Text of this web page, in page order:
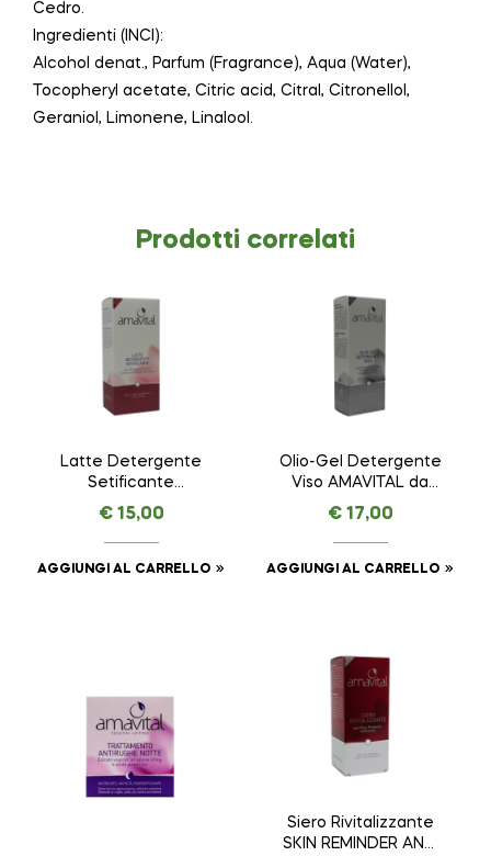
Cedro.
Ingredienti (INCI):
Alcohol denat., Parfum (Fragrance), Aqua (Water),
Tocopheryl acetate, Citric acid, Citral, Citronellol,
Geraniol, Limonene, Linalool.
Prodotti correlati
Latte Detergente
Setificante
ESSENTIAL –
AMAVITAL da 150 ml
€15,00
AGGIUNGI AL CARRELLO
Olio-Gel Detergente
Viso AMAVITAL da
100 ml
€17,00
AGGIUNGI AL CARRELLO
Siero Rivitalizzante
SKIN REMINDER ANTI